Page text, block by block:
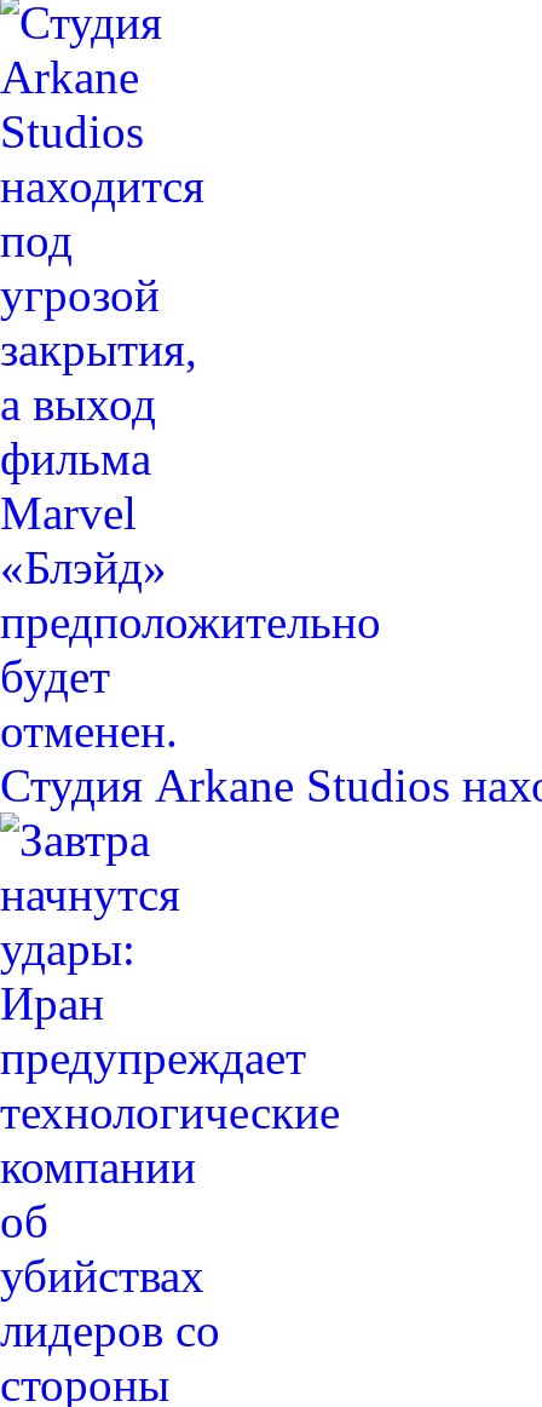
Студия Arkane Studios